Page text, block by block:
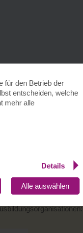
für den Betrieb der
entscheiden, welche
mehr alle
Details
Alle auswählen